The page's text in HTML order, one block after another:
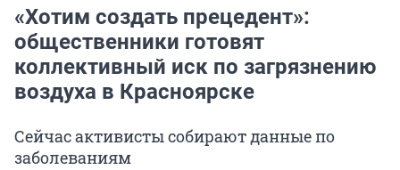
«Хотим создать прецедент»:
общественники готовят
коллективный иск по загрязнению
воздуха в Красноярске
Сейчас активисты собирают данные по
заболеваниям